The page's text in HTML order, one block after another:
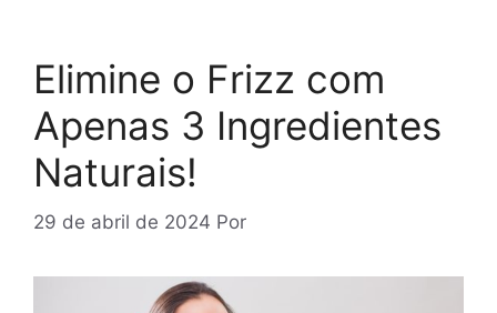
Elimine o Frizz com
Apenas 3 Ingredientes
Naturais!
29 de abril de 2024 Por